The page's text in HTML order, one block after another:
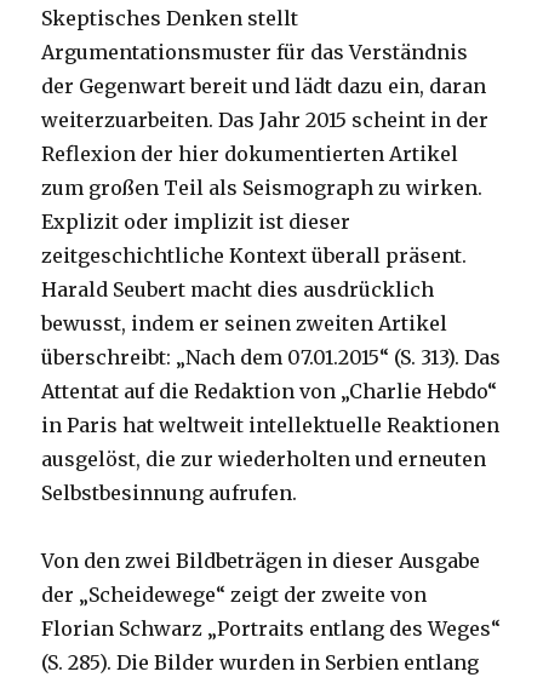
Skeptisches Denken stellt
Argumentationsmuster für das Verständnis
der Gegenwart bereit und lädt dazu ein, daran
weiterzuarbeiten. Das Jahr 2015 scheint in der
Reflexion der hier dokumentierten Artikel
zum großen Teil als Seismograph zu wirken.
Explizit oder implizit ist dieser
zeitgeschichtliche Kontext überall präsent.
Harald Seubert macht dies ausdrücklich
bewusst, indem er seinen zweiten Artikel
überschreibt: „Nach dem 07.01.2015“ (S. 313). Das
Attentat auf die Redaktion von „Charlie Hebdo“
in Paris hat weltweit intellektuelle Reaktionen
ausgelöst, die zur wiederholten und erneuten
Selbstbesinnung aufrufen.
Von den zwei Bildbeträgen in dieser Ausgabe
der „Scheidewege“ zeigt der zweite von
Florian Schwarz „Portraits entlang des Weges“
(S. 285). Die Bilder wurden in Serbien entlang